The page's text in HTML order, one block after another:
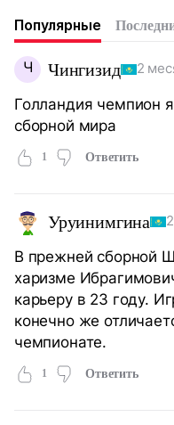
Популярные
Ч Чингизид 2
Голландия чемпион
сборной мира
1 Ответить
Уруинимгина
В прежней сборной
харизме
карьеру в 23 году.
конечно же
чемпионате.
1 Ответить